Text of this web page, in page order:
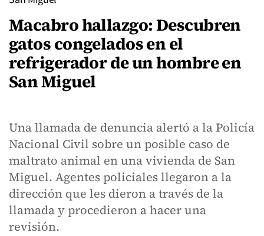
Macabro hallazgo: Descubren
gatos congelados en el
refrigerador de un hombre en
San Miguel
Una llamada de denuncia alertó a la Policía
Nacional Civil sobre un posible caso de
maltrato animal en una vivienda de San
Miguel. Agentes policiales llegaron a la
dirección que les dieron a través de la
llamada y procedieron a hacer una
revisión.